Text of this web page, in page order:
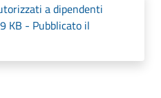
a dipendenti
KB - Pubblicato il